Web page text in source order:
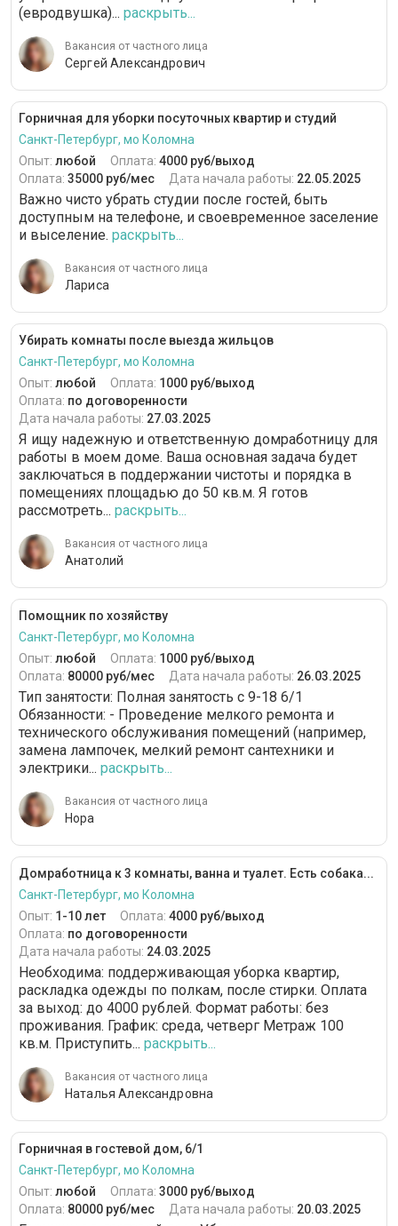
(евродвушка)... раскрыть...
Вакансия от частного лица
Сергей Александрович
Горничная для уборки посуточных квартир и студий
Санкт-Петербург, мо Коломна
Опыт: любой Оплата: 4000 руб/выход
Оплата: 35000 руб/мес Дата начала работы: 22.05.2025
Важно чисто убрать студии после гостей, быть
доступным на телефоне, и своевременное заселение
и выселение. раскрыть...
Вакансия от частного лица
Лариса
Убирать комнаты после выезда жильцов
Санкт-Петербург, мо Коломна
Опыт: любой Оплата: 1000 руб/выход
Оплата: по договоренности
Дата начала работы: 27.03.2025
Я ищу надежную и ответственную домработницу для
работы в моем доме. Ваша основная задача будет
заключаться в поддержании чистоты и порядка в
помещениях площадью до 50 кв.м. Я готов
рассмотреть... раскрыть...
Вакансия от частного лица
Анатолий
Помощник по хозяйству
Санкт-Петербург, мо Коломна
Опыт: любой Оплата: 1000 руб/выход
Оплата: 80000 руб/мес Дата начала работы: 26.03.2025
Тип занятости: Полная занятость с 9-18 6/1
Обязанности: - Проведение мелкого ремонта и
технического обслуживания помещений (например,
замена лампочек, мелкий ремонт сантехники и
электрики... раскрыть...
Вакансия от частного лица
Нора
Домработница к 3 комнаты, ванна и туалет. Есть собака...
Санкт-Петербург, мо Коломна
Опыт: 1-10 лет Оплата: 4000 руб/выход
Оплата: по договоренности
Дата начала работы: 24.03.2025
Необходима: поддерживающая уборка квартир,
раскладка одежды по полкам, после стирки. Оплата
за выход: до 4000 рублей. Формат работы: без
проживания. График: среда, четверг Метраж 100
кв.м. Приступить... раскрыть...
Вакансия от частного лица
Наталья Александровна
Горничная в гостевой дом, 6/1
Санкт-Петербург, мо Коломна
Опыт: любой Оплата: 3000 руб/выход
Оплата: 80000 руб/мес Дата начала работы: 20.03.2025